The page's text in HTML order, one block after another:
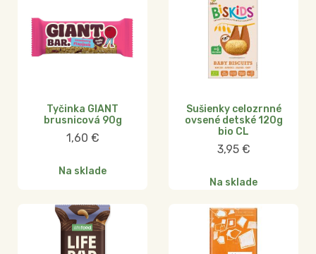
Tyčinka GIANT
brusnicová 90g
1,60 €
Na sklade
Sušienky celozrnné
ovsené detské 120g
bio CL
3,95 €
Na sklade